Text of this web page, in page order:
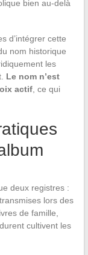
bien au-delà
d’intégrer cette
nom historique
les
Le nom n’est
actif, ce qui
deux registres :
lors des
de famille,
cultivent les